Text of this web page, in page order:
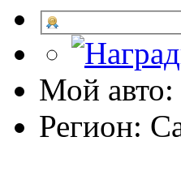
Мой авто:
Регион: